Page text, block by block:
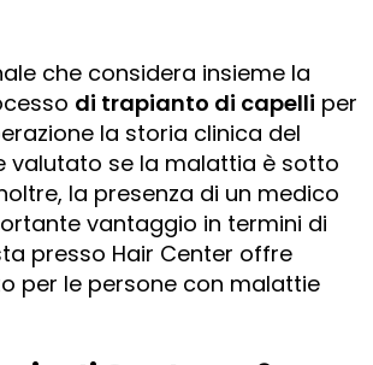
che considera insieme la
di trapianto di capelli per
la storia clinica del
valutato se la malattia è sotto
la presenza di un medico
vantaggio in termini di
presso Hair Center offre
per le persone con malattie